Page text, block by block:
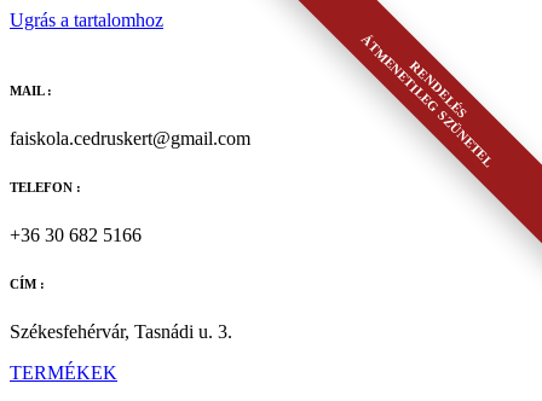
RENDELÉS
ÁTMENETILEG SZÜNETEL
Ugrás a tartalomhoz
MAIL :
faiskola.cedruskert@gmail.com
TELEFON :
+36 30 682 5166
CÍM :
Székesfehérvár, Tasnádi u. 3.
TERMÉKEK